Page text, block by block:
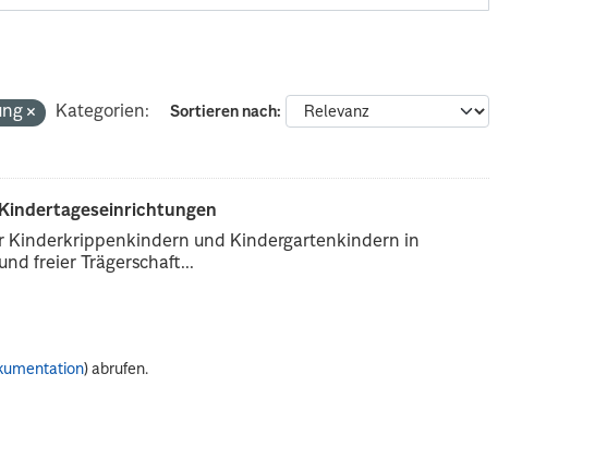
Sortieren nach
Kategorien:
und Kindergartenkindern in
freier Trägerschaft...
) abrufen.